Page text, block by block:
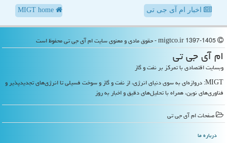
اخبار ام آی جی تی
ام آی جی تی
وبسایت اقتصادی با تمرکز بر نفت و گاز
MIGT: دروازه‌ای به سوی دنیای انرژی، از نفت و گاز و سوخت فسیلی تا انرژی‌های تجدیدپذیر و
فناوری‌های نوین، همراه با تحلیل‌های دقیق و اخبار به روز
صفحات ام آی جی تی
درباره ما